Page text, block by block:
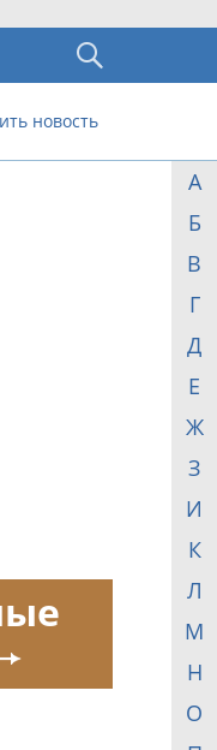
новость
А
Б
В
Г
Д
Е
Ж
З
И
К
Л
М
Н
О